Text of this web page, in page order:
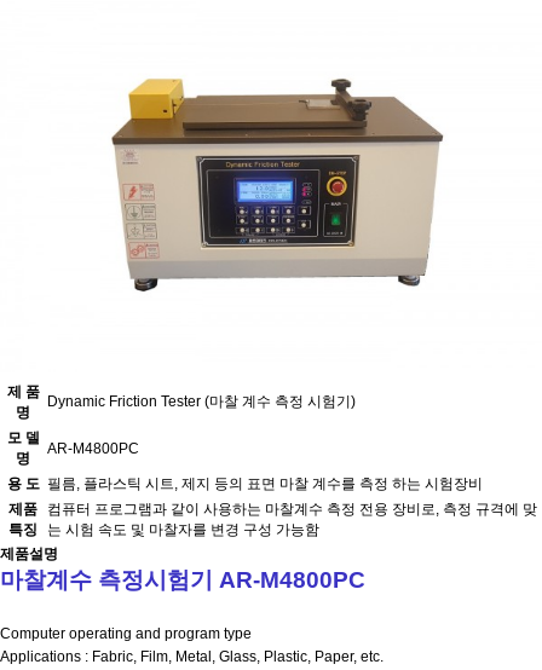
제 품
명
Dynamic Friction Tester (마찰 계수 측정 시험기)
모 델
명
AR-M4800PC
용 도 필름, 플라스틱 시트, 제지 등의 표면 마찰 계수를 측정 하는 시험장비
제품
특징
컴퓨터 프로그램과 같이 사용하는 마찰계수 측정 전용 장비로, 측정 규격에 맞
는 시험 속도 및 마찰자를 변경 구성 가능함
제품설명
마찰계수 측정시험기 AR-M4800PC
Computer operating and program type
Applications : Fabric, Film, Metal, Glass, Plastic, Paper, etc.